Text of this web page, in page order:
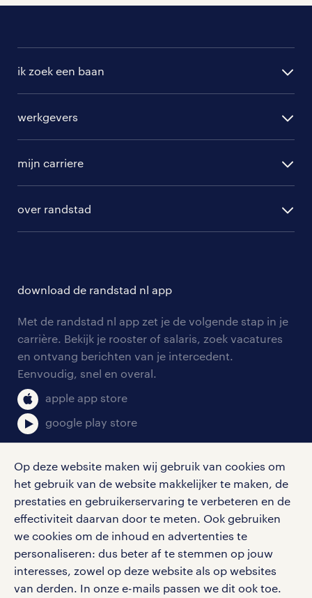
Op deze website maken wij gebruik van cookies om
het gebruik van de website makkelijker te maken, de
prestaties en gebruikerservaring te verbeteren en de
effectiviteit daarvan door te meten. Ook gebruiken
we cookies om de inhoud en advertenties te
personaliseren: dus beter af te stemmen op jouw
interesses, zowel op deze website als op websites
van derden. In onze e-mails passen we dit ook toe.
vacatures in Waterlandkerkje
vacatures in Hoofdplaat
ik zoek een baan
randstad professional
randstad digital
werkgevers
hr-diensten
branches
tarieven
personeel gezocht
aanmelden nieuwsbrief
mijn carriere
solliciteren
blogs en artikelen
salarischecker
bruto-netto calculator
over randstad
onze vestigingen
pers
klachten en misstanden
download de randstad nl app
Met de randstad nl app zet je de volgende stap in je
carrière. Bekijk je rooster of salaris, zoek vacatures
en ontvang berichten van je intercedent.
Eenvoudig, snel en overal.
apple app store
google play store
social media
Volg ons voor de leukste content omtrent
vacatures, solliciteren en inspiratie.